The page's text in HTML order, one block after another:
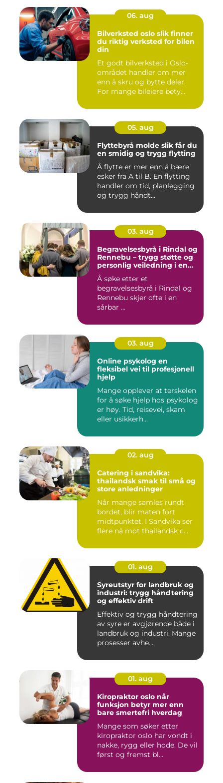
06. aug
Bilverksted oslo slik finner
du riktig verksted for bilen
din
Et godt bilverksted i Oslo-
området handler om mer
enn å skru og bytte deler.
For mange bileiere bety...
05. aug
Flyttebyrå molde slik får du
en smidig og trygg flytting
Å flytte er mer enn å bære
esker fra A til B. En flytting
handler om tid, planlegging
og trygg håndt...
03. aug
Begravelsesbyrå i Rindal og
Rennebu – trygg støtte og
personlig veiledning i en
vanskelig tid
Å søke etter et
begravelsesbyrå i Rindal og
Rennebu skjer ofte i en
sårbar ...
03. aug
Online psykolog en
fleksibel vei til profesjonell
hjelp
Mange opplever at terskelen
for å søke hjelp hos psykolog
er høy. Tid, reisevei, skam
eller usikkerh...
02. aug
Catering i sandvika:
thailandsk smak til små og
store anledninger
Når mange samles rundt
bordet, blir maten fort
midtpunktet. I Sandvika ser
flere nå mot thailandsk c...
01. aug
Syreutstyr for landbruk og
industri: trygg håndtering
og effektiv drift
Effektiv og trygg håndtering
av syre er avgjørende både i
landbruk og industri. Mange
prosesser avhe...
01. aug
Kiropraktor oslo når
funksjon betyr mer enn
bare smertefri hverdag
Mange som søker etter
kiropraktor oslo har vondt i
nakke, rygg eller hode. De vil
først og fremst bl...